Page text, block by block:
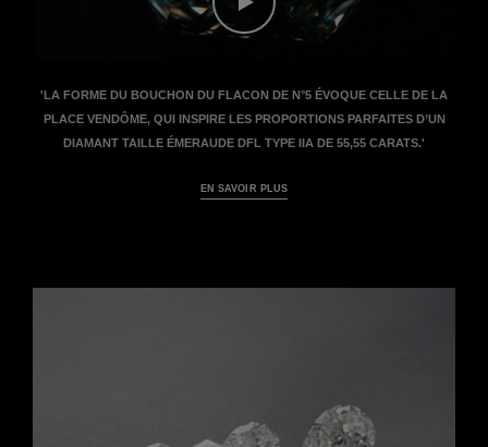
Regarder le film - Le film Savoir-
'LA FORME DU BOUCHON DU FLACON DE N°5 ÉVOQUE CELLE DE LA
PLACE VENDÔME, QUI INSPIRE LES PROPORTIONS PARFAITES D’UN
DIAMANT TAILLE ÉMERAUDE DFL TYPE IIA DE 55,55 CARATS.'
EN SAVOIR PLUS